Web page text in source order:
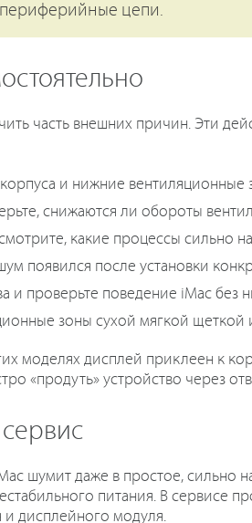
периферийные цепи.
часть внешних причин. Эти
корпуса и нижние
снижаются ли обороты
какие процессы сильно
появился после установки
и проверьте поведение iMac без
зоны сухой мягкой щеткой
моделях дисплей приклеен к
«продуть» устройство через
шумит даже в простое, сильно
питания. В сервисе
и дисплейного модуля.